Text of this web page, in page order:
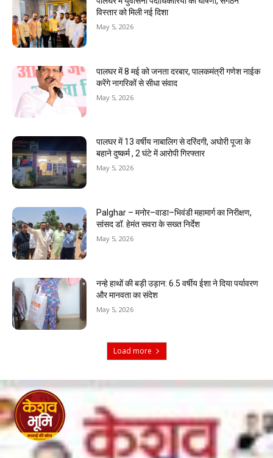
विस्तार को मिली नई दिशा
May 5, 2026
पालघर में 8 मई को जनता दरबार, पालकमंत्री गणेश नाईक
करेंगे नागरिकों से सीधा संवाद
May 5, 2026
पालघर में 13 वर्षीय नाबालिग से दरिंदगी, अघोरी पूजा के
बहाने दुष्कर्म , 2 घंटे में आरोपी गिरफ्तार
May 5, 2026
Palghar – मनोर–वाडा–भिवंडी महामार्ग का निरीक्षण,
सांसद डॉ. हेमंत सवरा के सख्त निर्देश
May 5, 2026
नन्हे हाथों की बड़ी उड़ान: 6.5 वर्षीय ईशा ने दिया पर्यावरण
और मानवता का संदेश
May 5, 2026
Load more